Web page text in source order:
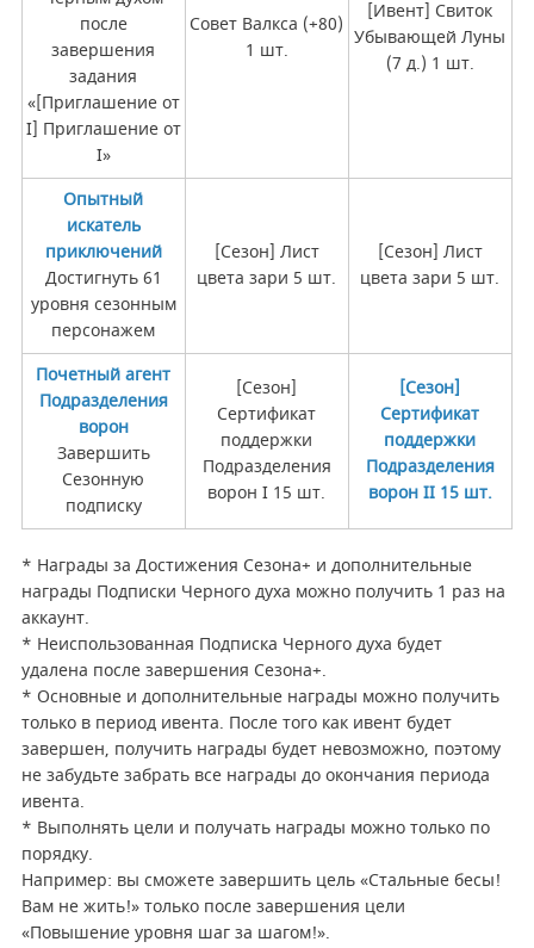
после
завершения
задания
«[Приглашение от
I] Приглашение от
I»
Совет Валкса (+80)
1 шт.
[Ивент] Свиток
Убывающей Луны
(7 д.) 1 шт.
Опытный
искатель
приключений
Достигнуть 61
уровня сезонным
персонажем
[Сезон] Лист
цвета зари 5 шт.
[Сезон] Лист
цвета зари 5 шт.
Почетный агент
Подразделения
ворон
Завершить
Сезонную
подписку
[Сезон]
Сертификат
поддержки
Подразделения
ворон I 15 шт.
[Сезон]
Сертификат
поддержки
Подразделения
ворон II 15 шт.
* Награды за Достижения Сезона+ и дополнительные
награды Подписки Черного духа можно получить 1 раз на
аккаунт.
* Неиспользованная Подписка Черного духа будет
удалена после завершения Сезона+.
* Основные и дополнительные награды можно получить
только в период ивента. После того как ивент будет
завершен, получить награды будет невозможно, поэтому
не забудьте забрать все награды до окончания периода
ивента.
* Выполнять цели и получать награды можно только по
порядку.
Например: вы сможете завершить цель «Стальные бесы!
Вам не жить!» только после завершения цели
«Повышение уровня шаг за шагом!».